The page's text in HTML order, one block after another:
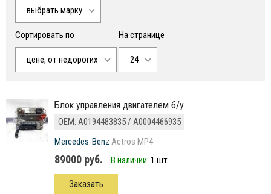
выбрать марку
Сортировать по
цене, от недорогих
На странице
24
Блок управления двигателем б/у
ОЕМ: A0194483835 / A0004466935
Mercedes-Benz Actros MP4
89000 руб. В наличии: 1 шт.
Заказать